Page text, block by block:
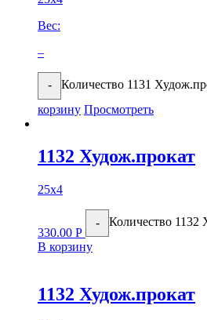
Вес:
–
- Количество 1131
корзину Просмотреть
1132 Худож.прокат
25х4
330.00 Р
- Количество 1132
В корзину
1132 Худож.прокат